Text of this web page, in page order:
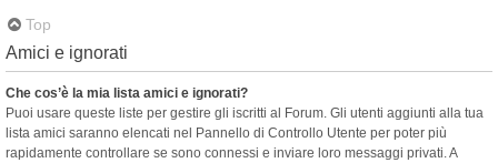
Top
Amici e ignorati
Che cos’è la mia lista amici e ignorati?
Puoi usare queste liste per gestire gli iscritti al Forum. Gli utenti aggiunti alla tua
lista amici saranno elencati nel Pannello di Controllo Utente per poter più
rapidamente controllare se sono connessi e inviare loro messaggi privati. A